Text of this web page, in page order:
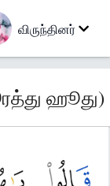
விருந்தினர்
ஹூது)